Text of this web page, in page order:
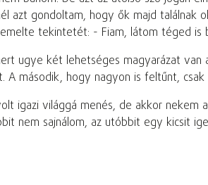
azt gondoltam, hogy ők majd
tekintetét: - Fiam, látom téged is
ugye két lehetséges magyarázat
második, hogy nagyon is feltűnt,
igazi világgá menés, de akkor
nem sajnálom, az utóbbit egy kicsit